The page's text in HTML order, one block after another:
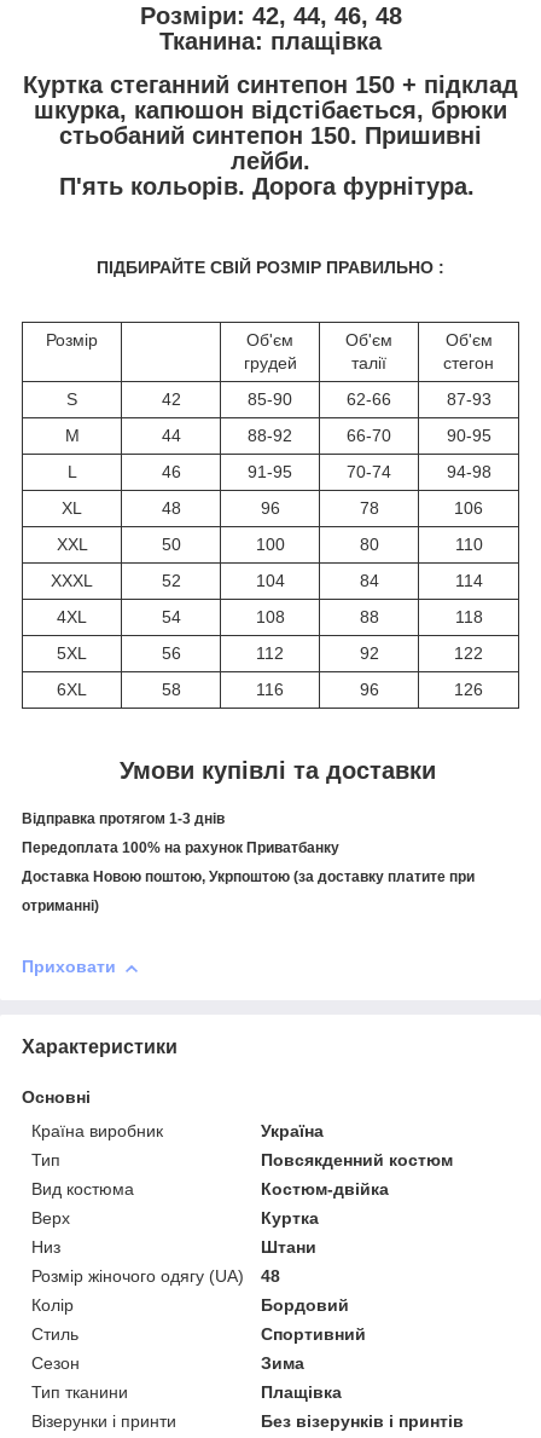
Розміри: 42, 44, 46, 48
Тканина: плащівка
Куртка стеганний синтепон 150 + підклад
шкурка, капюшон відстібається, брюки
стьобаний синтепон 150. Пришивні
лейби.
П'ять кольорів. Дорога фурнітура.
ПІДБИРАЙТЕ СВІЙ РОЗМІР ПРАВИЛЬНО :
Розмір
Об'єм
грудей
Об'єм
талії
Об'єм
стегон
S
42 85-90 62-66
87-93
M
44 88-92 66-70
90-95
L
46 91-95 70-74
94-98
XL
48 96 78
106
XXL
50 100 80
110
XXXL
52 104 84
114
4XL
54 108 88
118
5XL
56 112 92
122
6XL
58 116 96 126
Умови купівлі та доставки
Відправка протягом 1-3 днів
Передоплата 100% на рахунок Приватбанку
Доставка Новою поштою, Укрпоштою (за доставку платите при
отриманні)
Приховати
Характеристики
Основні
Країна виробник
Україна
Тип
Повсякденний костюм
Вид костюма
Костюм-двійка
Верх
Куртка
Низ
Штани
Розмір жіночого одягу (UA)
48
Колір
Бордовий
Стиль
Спортивний
Сезон
Зима
Тип тканини
Плащівка
Візерунки і принти
Без візерунків і принтів